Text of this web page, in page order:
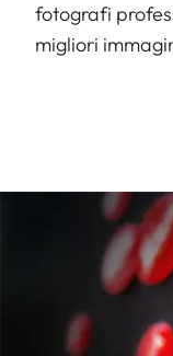
fotografi
migliori